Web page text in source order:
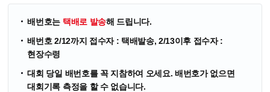
배번호는 택배로 발송해 드립니다.
배번호 2/12까지 접수자 : 택배발송, 2/13이후 접수자 :
현장수령
대회 당일 배번호를 꼭 지참하여 오세요. 배번호가 없으면
대회기록 측정을 할 수 없습니다.